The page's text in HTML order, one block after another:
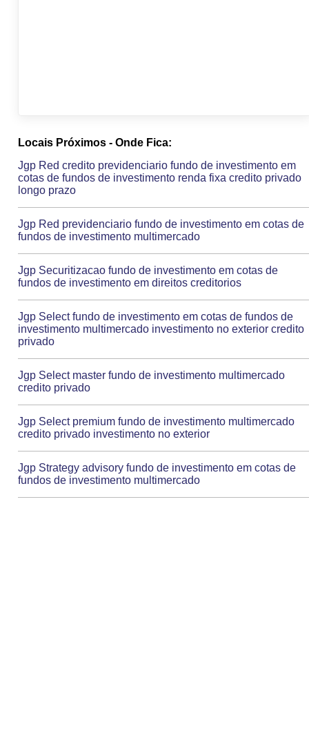
Locais Próximos - Onde Fica:
Jgp Red credito previdenciario fundo de investimento em
cotas de fundos de investimento renda fixa credito privado
longo prazo
Jgp Red previdenciario fundo de investimento em cotas de
fundos de investimento multimercado
Jgp Securitizacao fundo de investimento em cotas de
fundos de investimento em direitos creditorios
Jgp Select fundo de investimento em cotas de fundos de
investimento multimercado investimento no exterior credito
privado
Jgp Select master fundo de investimento multimercado
credito privado
Jgp Select premium fundo de investimento multimercado
credito privado investimento no exterior
Jgp Strategy advisory fundo de investimento em cotas de
fundos de investimento multimercado